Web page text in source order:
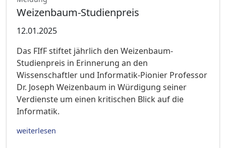
Weizenbaum-Studienpreis
12.01.2025
Das FIfF stiftet jährlich den Weizenbaum-
Studienpreis in Erinnerung an den
Wissenschaftler und Informatik-Pionier Professor
Dr. Joseph Weizenbaum in Würdigung seiner
Verdienste um einen kritischen Blick auf die
Informatik.
weiterlesen